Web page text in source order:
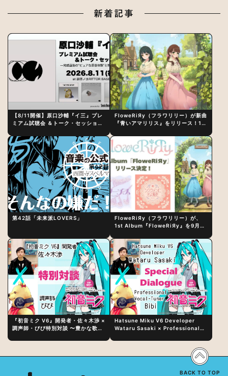
新着記事
【8/11開催】原口沙輔『イ三』プレ
ミアム試聴会 ＆トーク・セッション
制作秘話
FloweRiЯy（フラワリリー）が新曲
『青いアマリリス』をリリース！1st
第42話「未来派LOVERS」
FloweRiЯy（フラワリリー）が、
1st Album『FloweRiЯy』を9月23
『初音ミク V6』開発者・佐々木渉 ×
調声師・びび特別対談 〜豊かな歌声
Hatsune Miku V6 Developer
Wataru Sasaki × Professional
Vocal Expression Lies in “Love
for the singing characters” and
BACK TO TOP